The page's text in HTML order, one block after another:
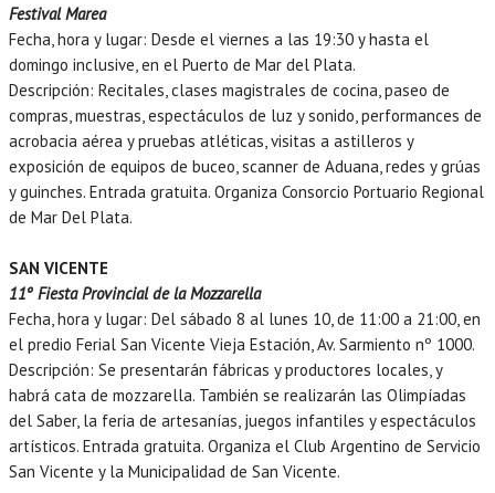
Festival Marea
Fecha, hora y lugar: Desde el viernes a las 19:30 y hasta el
domingo inclusive, en el Puerto de Mar del Plata.
Descripción: Recitales, clases magistrales de cocina, paseo de
compras, muestras, espectáculos de luz y sonido, performances de
acrobacia aérea y pruebas atléticas, visitas a astilleros y
exposición de equipos de buceo, scanner de Aduana, redes y grúas
y guinches. Entrada gratuita. Organiza Consorcio Portuario Regional
de Mar Del Plata.
SAN VICENTE
11º Fiesta Provincial de la Mozzarella
Fecha, hora y lugar: Del sábado 8 al lunes 10, de 11:00 a 21:00, en
el predio Ferial San Vicente Vieja Estación, Av. Sarmiento nº 1000.
Descripción: Se presentarán fábricas y productores locales, y
habrá cata de mozzarella. También se realizarán las Olimpíadas
del Saber, la feria de artesanías, juegos infantiles y espectáculos
artísticos. Entrada gratuita. Organiza el Club Argentino de Servicio
San Vicente y la Municipalidad de San Vicente.